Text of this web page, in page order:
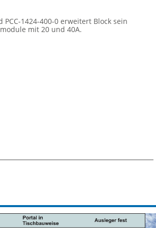
1424-400-0 erweitert Block sein
mit 20 und 40A.